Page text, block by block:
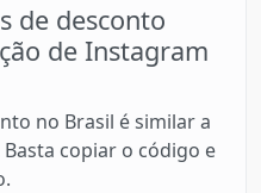
de desconto
de Instagram
no Brasil é similar a
copiar o código e